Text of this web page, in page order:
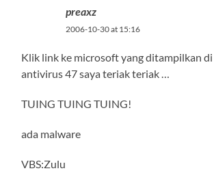
preaxz
2006-10-30 at 15:16
Klik link ke microsoft yang ditampilkan
antivirus 47 saya teriak teriak …
TUING TUING TUING!
ada malware
VBS:Zulu